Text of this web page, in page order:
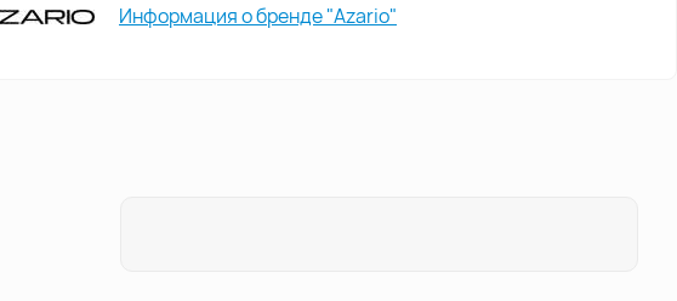
Информация о бренде "Azario"